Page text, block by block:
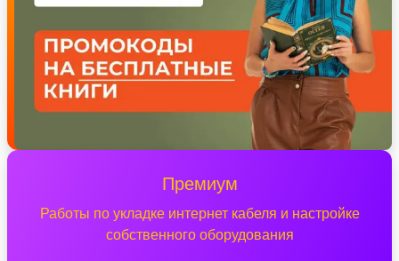
Премиум
Работы по укладке интернет кабеля и настройке
собственного оборудования